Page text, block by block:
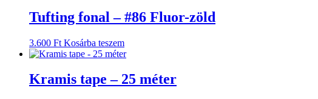
Tufting fonal – #86 Fluor-zöld
3.600 Ft Kosárba teszem
Kramis tape – 25 méter